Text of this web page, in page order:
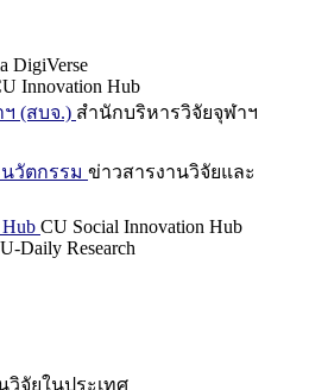
DigiVerse
Innovation Hub
(สบจ.) สำนักบริหารวิจัยจุฬาฯ
วัตกรรม ข่าวสารงานวิจัยและ
CU Social Innovation Hub
Daily Research
วิจัยในประเทศ